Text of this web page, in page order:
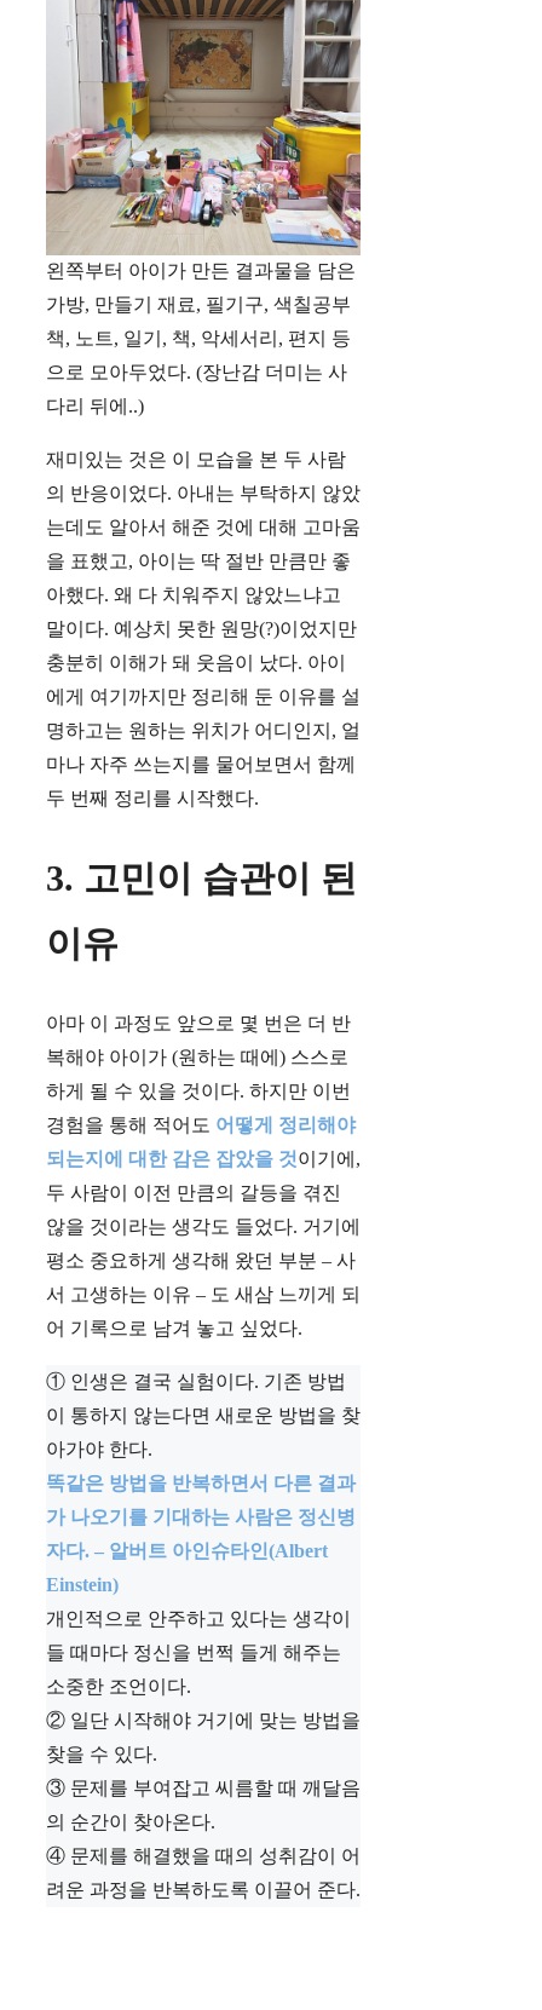
왼쪽부터 아이가 만든 결과물을 담은
가방, 만들기 재료, 필기구, 색칠공부
책, 노트, 일기, 책, 악세서리, 편지 등
으로 모아두었다. (장난감 더미는 사
다리 뒤에..)
재미있는 것은 이 모습을 본 두 사람
의 반응이었다. 아내는 부탁하지 않았
는데도 알아서 해준 것에 대해 고마움
을 표했고, 아이는 딱 절반 만큼만 좋
아했다. 왜 다 치워주지 않았느냐고
말이다. 예상치 못한 원망(?)이었지만
충분히 이해가 돼 웃음이 났다. 아이
에게 여기까지만 정리해 둔 이유를 설
명하고는 원하는 위치가 어디인지, 얼
마나 자주 쓰는지를 물어보면서 함께
두 번째 정리를 시작했다.
3. 고민이 습관이 된
이유
아마 이 과정도 앞으로 몇 번은 더 반
복해야 아이가 (원하는 때에) 스스로
하게 될 수 있을 것이다. 하지만 이번
경험을 통해 적어도 어떻게 정리해야
되는지에 대한 감은 잡았을 것이기에,
두 사람이 이전 만큼의 갈등을 겪진
않을 것이라는 생각도 들었다. 거기에
평소 중요하게 생각해 왔던 부분 – 사
서 고생하는 이유 – 도 새삼 느끼게 되
어 기록으로 남겨 놓고 싶었다.
① 인생은 결국 실험이다. 기존 방법
이 통하지 않는다면 새로운 방법을 찾
아가야 한다.
똑같은 방법을 반복하면서 다른 결과
가 나오기를 기대하는 사람은 정신병
자다. – 알버트 아인슈타인(Albert
Einstein)
개인적으로 안주하고 있다는 생각이
들 때마다 정신을 번쩍 들게 해주는
소중한 조언이다.
② 일단 시작해야 거기에 맞는 방법을
찾을 수 있다.
③ 문제를 부여잡고 씨름할 때 깨달음
의 순간이 찾아온다.
④ 문제를 해결했을 때의 성취감이 어
려운 과정을 반복하도록 이끌어 준다.